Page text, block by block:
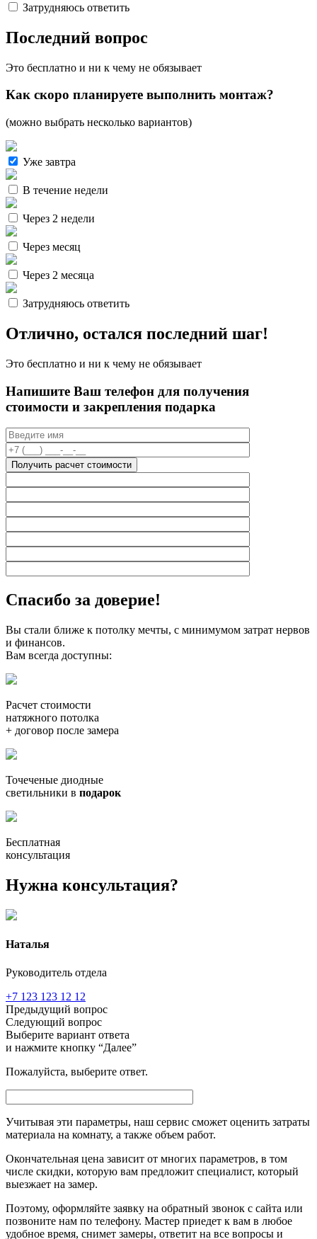
Затрудняюсь ответить
Последний вопрос
Это бесплатно и ни к чему не обязывает
Как скоро планируете выполнить монтаж?
(можно выбрать несколько вариантов)
Уже завтра
В течение недели
Через 2 недели
Через месяц
Через 2 месяца
Затрудняюсь ответить
Отлично, остался последний шаг!
Это бесплатно и ни к чему не обязывает
Напишите Ваш телефон для получения
стоимости и закрепления подарка
Получить расчет стоимости
Спасибо за доверие!
Вы стали ближе к потолку мечты, с минимумом затрат нервов
и финансов.
Вам всегда доступны:
Расчет стоимости
натяжного потолка
+ договор после замера
Точеченые диодные
светильники в подарок
Бесплатная
консультация
Нужна консультация?
Наталья
Руководитель отдела
+7 123 123 12 12
Предыдущий вопрос
Следующий вопрос
Выберите вариант ответа
и нажмите кнопку “Далее”
Пожалуйста, выберите ответ.
Учитывая эти параметры, наш сервис сможет оценить затраты
материала на комнату, а также объем работ.
Окончательная цена зависит от многих параметров, в том
числе скидки, которую вам предложит специалист, который
выезжает на замер.
Поэтому, оформляйте заявку на обратный звонок с сайта или
позвоните нам по телефону. Мастер приедет к вам в любое
удобное время, снимет замеры, ответит на все вопросы и